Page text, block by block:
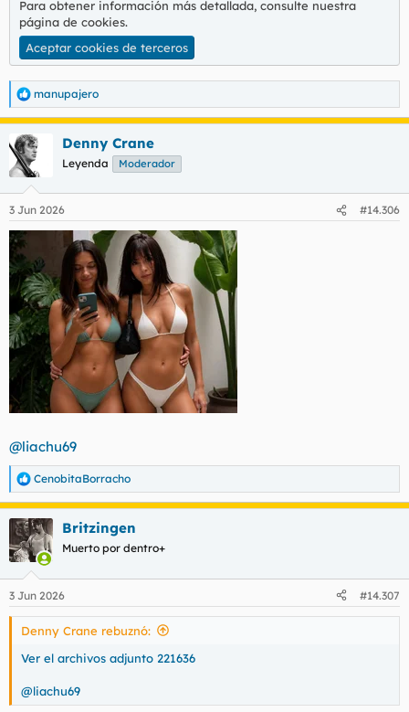
Para obtener información más detallada, consulte nuestra
página de cookies.
Aceptar cookies de terceros
R
e
a
c
c
i
e
s
:
manupajero
Denny Crane
Leyenda Moderador
3 Jun 2026 #14.306
@liachu69
R
e
a
c
c
i
e
s
CenobitaBorracho
Britzingen
Muerto por dentro+
3 Jun 2026 #14.307
Denny Crane rebuznó:
Ver el archivos adjunto 221636
@liachu69